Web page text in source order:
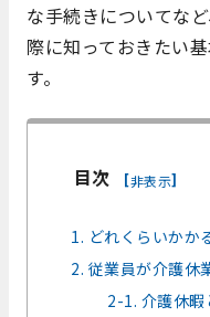
な手続きについてな
際に知っておきたい
す。
目次 [非表示]
1. どれくらいかか
2. 従業員が介護休
2-1. 介護休暇